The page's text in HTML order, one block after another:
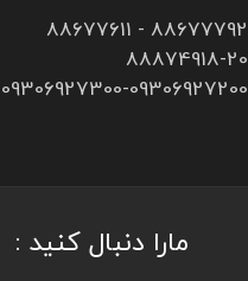
88677792 - 88677611
88874918-20
09306927300-09306927200
مارا دنبال کنید :